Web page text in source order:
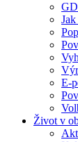
E-
Život v